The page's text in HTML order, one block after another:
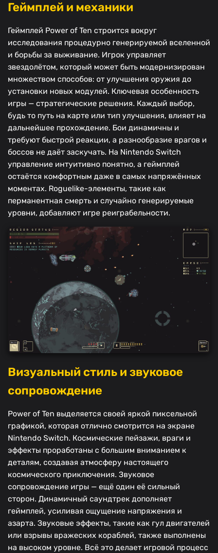
Геймплей и механики
Геймплей Power of Ten строится вокруг
исследования процедурно генерируемой вселенной
и борьбы за выживание. Игрок управляет
звездолётом, который может быть модернизирован
множеством способов: от улучшения оружия до
установки новых модулей. Ключевая особенность
игры — стратегические решения. Каждый выбор,
будь то путь на карте или тип улучшения, влияет на
дальнейшее прохождение. Бои динамичны и
требуют быстрой реакции, а разнообразие врагов и
боссов не даёт заскучать. На Nintendo Switch
управление интуитивно понятно, а геймплей
остаётся комфортным даже в самых напряжённых
моментах. Roguelike-элементы, такие как
перманентная смерть и случайно генерируемые
уровни, добавляют игре реиграбельности.
Визуальный стиль и звуковое
сопровождение
Power of Ten выделяется своей яркой пиксельной
графикой, которая отлично смотрится на экране
Nintendo Switch. Космические пейзажи, враги и
эффекты проработаны с большим вниманием к
деталям, создавая атмосферу настоящего
космического приключения. Звуковое
сопровождение игры — ещё один её сильный
сторон. Динамичный саундтрек дополняет
геймплей, усиливая ощущение напряжения и
азарта. Звуковые эффекты, такие как гул двигателей
или взрывы вражеских кораблей, также выполнены
на высоком уровне. Всё это делает игровой процесс